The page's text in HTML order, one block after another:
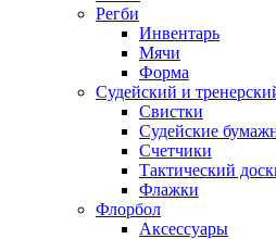
Регби
Инвентарь
Мячи
Форма
Судейский и
Свистки
Судейские
Счетчики
Тактический
Флажки
Флорбол
Аксессуары